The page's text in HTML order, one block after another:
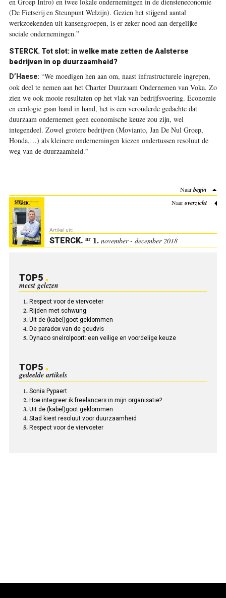
(De Fietserij en Steunpunt Welzijn). Gezien het stijgend aantal
werkzoekenden uit kansengroepen, is er zeker nood aan dergelijke
sociale ondernemingen.”
STERCK. Tot slot: in welke mate zetten de Aalsterse
bedrijven in op duurzaamheid?
D’Haese: “We moedigen hen aan om, naast infrastructurele ingrepen,
ook deel te nemen aan het Charter Duurzaam Ondernemen van Voka. Zo
zien we ook mooie resultaten op het vlak van bedrijfsvoering. Economie
en ecologie gaan hand in hand, het is een verouderde gedachte dat
duurzaam ondernemen geen economische keuze zou zijn, wel
integendeel. Zowel grotere bedrijven (Movianto, Jan De Nul Groep,
Honda,…) als kleinere ondernemingen kiezen ondertussen resoluut de
weg van de duurzaamheid.”
Naarbegin
Naaroverzicht
Artikel uit:
STERCK. nr1. november - december 2018
TOP5
meest gelezen
Respect voor de viervoeter
Rijden met schwung
Uit de (kabel)goot geklommen
De paradox van de goudvis
Dynaco snelrolpoort: een veilige en voordelige keuze
TOP5
gedeelde artikels
Sonia Pypaert
Hoe integreer ik freelancers in mijn organisatie?
Uit de (kabel)goot geklommen
Stad kiest resoluut voor duurzaamheid
Respect voor de viervoeter